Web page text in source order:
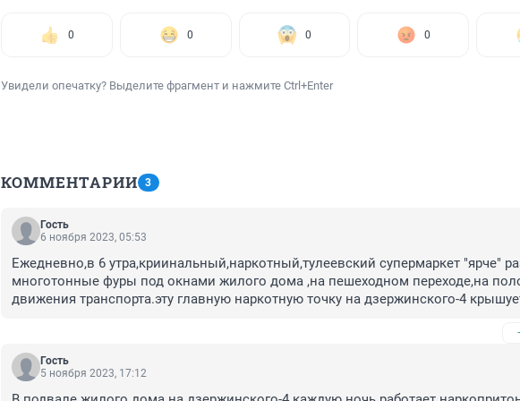
0 0 0 0
Увидели опечатку? Выделите фрагмент и нажмите Ctrl+Enter
КОММЕНТАРИИ 3
Гость
6 ноября 2023, 05:53
Ежедневно,в 6 утра,криинальный,наркотный,тулеевский супермаркет "ярче"
многотонные фуры под окнами жилого дома ,на пешеходном переходе,на
движения транспорта.эту главную наркотную точку на дзержинского-4
Гость
5 ноября 2023, 17:12